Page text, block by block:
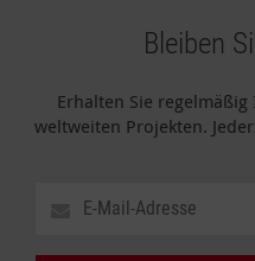
Bleiben
Erhalten Sie
weltweiten Projekten.